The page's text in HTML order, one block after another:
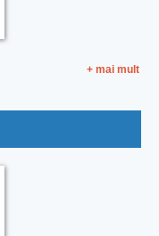
+ mai mult